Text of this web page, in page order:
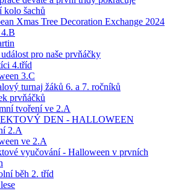
kolo šachů
Xmas Tree Decoration Exchange 2024
pro naše prvňáčky
4.tříd
3.C
turnaj žáků 6. a 7. ročníků
prvňáčků
tvoření ve 2.A
DEN - HALLOWEEN
2.A
ve 2.A
vyučování - Halloween v prvních
běh 2. tříd